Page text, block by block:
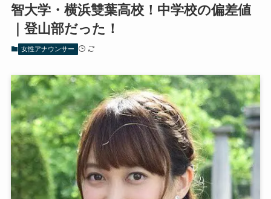
智大学・横浜雙葉高校！中学校の偏差値
｜登山部だった！
女性アナウンサー